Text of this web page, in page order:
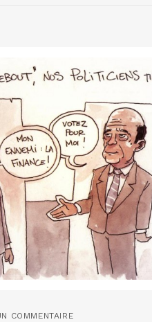
COMMENTAIRE